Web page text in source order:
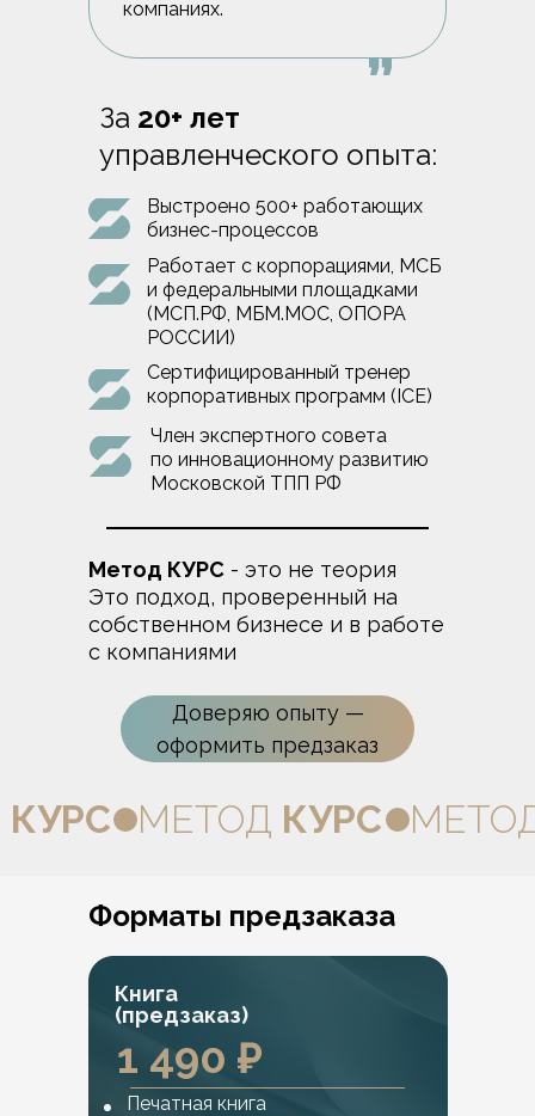
Выстроено 500+ работающих
бизнес-процессов
Работает с корпорациями, МСБ
и федеральными площадками
(МСП.РФ, МБМ.МОС, ОПОРА
РОССИИ)
Сертифицированный тренер
корпоративных программ (ICE)
Член экспертного совета
по инновационному развитию
Московской ТПП РФ
За 20+ лет
управленческого опыта:
Метод КУРС - это не теория
Это подход, проверенный на
собственном бизнесе и в работе
с компаниями
компаниях.
КУРС МЕТОД КУРС
Доверяю опыту —
оформить предзаказ
Форматы предзаказа
Книга
(предзаказ)
1 490 ₽
Печатная книга